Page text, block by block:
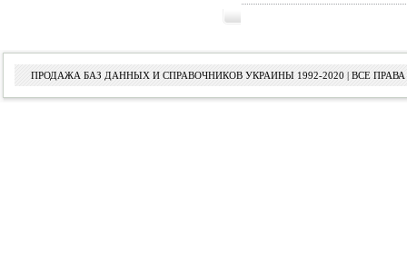
ПРОДАЖА БАЗ ДАННЫХ И СПРАВОЧНИКОВ УКРАИНЫ 1992-2020 | ВСЕ